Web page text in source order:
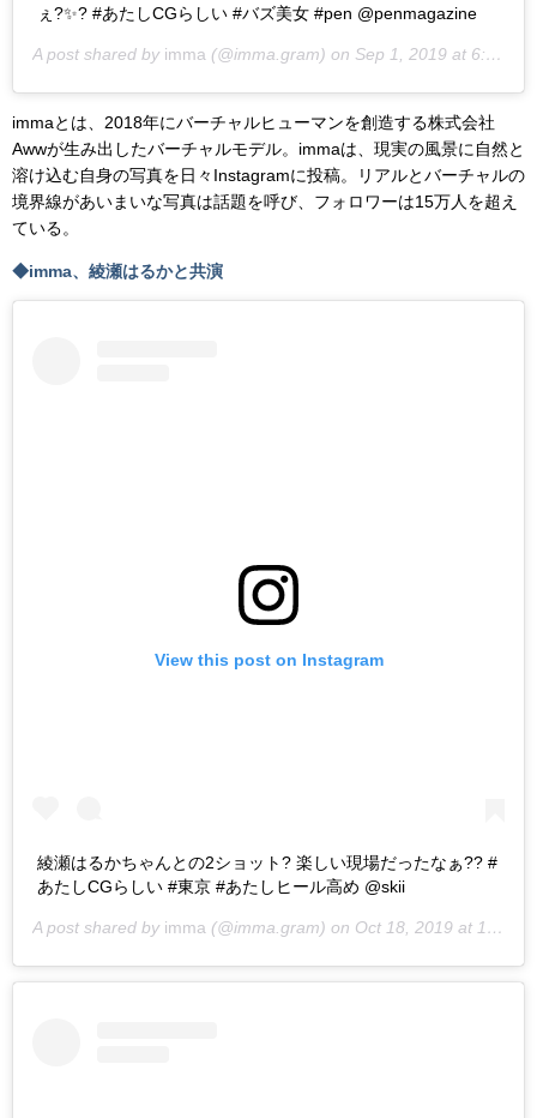
ぇ?✨? #あたしCGらしい #バズ美女 #pen @penmagazine
A post shared by imma (@imma.gram) on Sep 1, 2019 at 6:05pm PDT
immaとは、2018年にバーチャルヒューマンを創造する株式会社
Awwが生み出したバーチャルモデル。immaは、現実の風景に自然と
溶け込む自身の写真を日々Instagramに投稿。リアルとバーチャルの
境界線があいまいな写真は話題を呼び、フォロワーは15万人を超え
ている。
◆imma、綾瀬はるかと共演
View this post on Instagram
綾瀬はるかちゃんとの2ショット? 楽しい現場だったなぁ?? #
あたしCGらしい #東京 #あたしヒール高め @skii
A post shared by imma (@imma.gram) on Oct 18, 2019 at 12:24am PDT